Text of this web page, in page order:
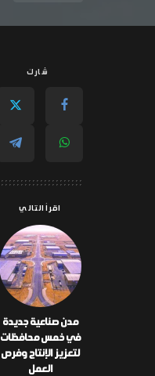
شارك
اقرأ التالي
مدن صناعية جديدة
في خمس محافظات
لتعزيز الإنتاج وفرص
العمل